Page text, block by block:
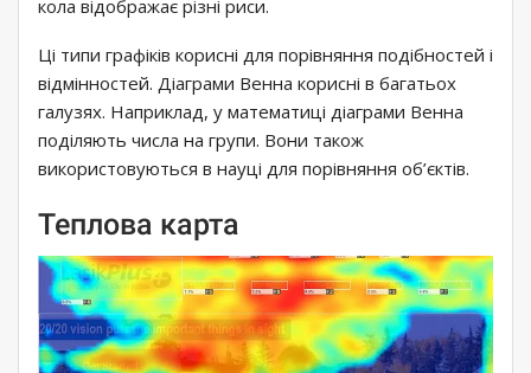
кола відображає різні риси.
Ці типи графіків корисні для порівняння подібностей і
відмінностей. Діаграми Венна корисні в багатьох
галузях. Наприклад, у математиці діаграми Венна
поділяють числа на групи. Вони також
використовуються в науці для порівняння об’єктів.
Теплова карта